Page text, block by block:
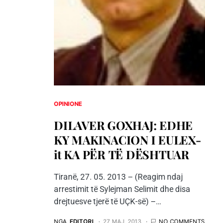
OPINIONE
DILAVER GOXHAJ: EDHE
KY MAKINACION I EULEX-
it KA PËR TË DËSHTUAR
Tiranë, 27. 05. 2013 – (Reagim ndaj
arrestimit të Sylejman Selimit dhe disa
drejtuesve tjerë të UÇK-së) –…
NGA EDITORI 27 MAJ, 2013 NO COMMENTS